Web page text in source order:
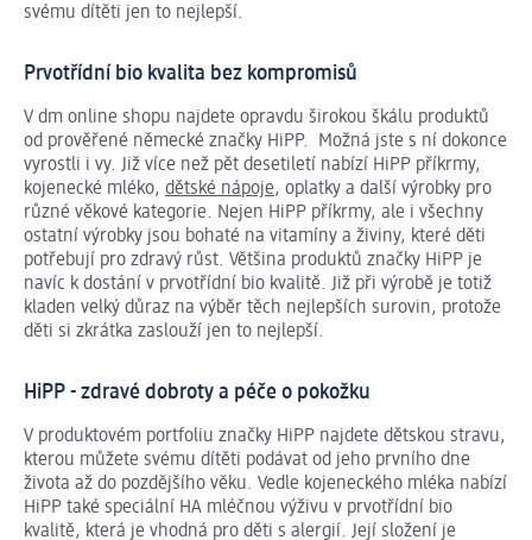
svému dítěti jen to nejlepší.
Prvotřídní bio kvalita bez kompromisů
V dm online shopu najdete opravdu širokou škálu produktů
od prověřené německé značky HiPP. Možná jste s ní dokonce
vyrostli i vy. Již více než pět desetiletí nabízí HiPP příkrmy,
kojenecké mléko, dětské nápoje, oplatky a další výrobky pro
různé věkové kategorie. Nejen HiPP příkrmy, ale i všechny
ostatní výrobky jsou bohaté na vitamíny a živiny, které děti
potřebují pro zdravý růst. Většina produktů značky HiPP je
navíc k dostání v prvotřídní bio kvalitě. Již při výrobě je totiž
kladen velký důraz na výběr těch nejlepších surovin, protože
děti si zkrátka zaslouží jen to nejlepší.
HiPP - zdravé dobroty a péče o pokožku
V produktovém portfoliu značky HiPP najdete dětskou stravu,
kterou můžete svému dítěti podávat od jeho prvního dne
života až do pozdějšího věku. Vedle kojeneckého mléka nabízí
HiPP také speciální HA mléčnou výživu v prvotřídní bio
kvalitě, která je vhodná pro děti s alergií. Její složení je